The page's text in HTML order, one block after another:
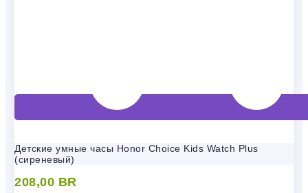
Детские умные часы Honor Choice Kids Watch Plus
(сиреневый)
208,00 BR